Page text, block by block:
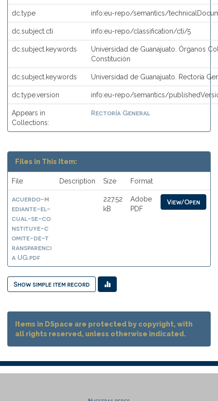
dc.type info:eu-repo/semantics/
dc.subject.cti info:eu-repo/classification/cti/5
dc.subject.keywords
Universidad de Guanajuato. Órganos
Constitución
dc.subject.keywords Universidad de Guanajuato. Rectoría
dc.type.version info:eu-repo/semantics/
Appears in
Collections:
Rectoría General
Files in This Item:
File Description Size Format
acuerdo-m
ediante-el-
cual-se-co
nstituye-c
omite-de-t
ransparenci
a UG.pdf
227.52
kB
Adobe
PDF
View/Open
Show simple item record
Items in DSpace are protected by copyright, with
all rights reserved, unless otherwise indicated.